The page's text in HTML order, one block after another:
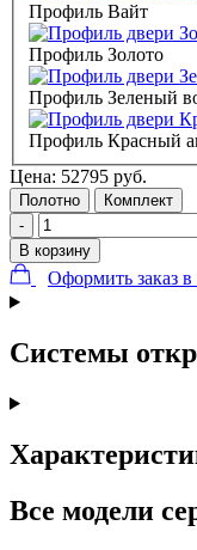
Профиль Вайт
Профиль Золото
Профиль Зеленый
Профиль Красный
Цена: 52795 руб.
Полотно
Комплект
-
В корзину
Оформить заказ в
Системы
Все модели